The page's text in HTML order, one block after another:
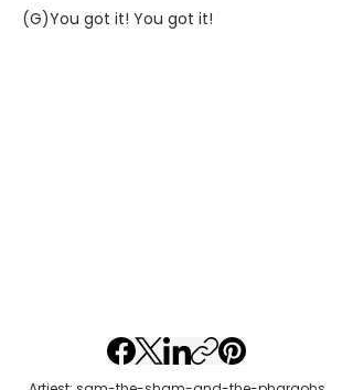
(G)You got it! You got it!